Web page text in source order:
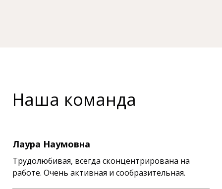
Наша команда
Лаура Наумовна
Трудолюбивая, всегда сконцентрирована на
работе. Очень активная и сообразительная.